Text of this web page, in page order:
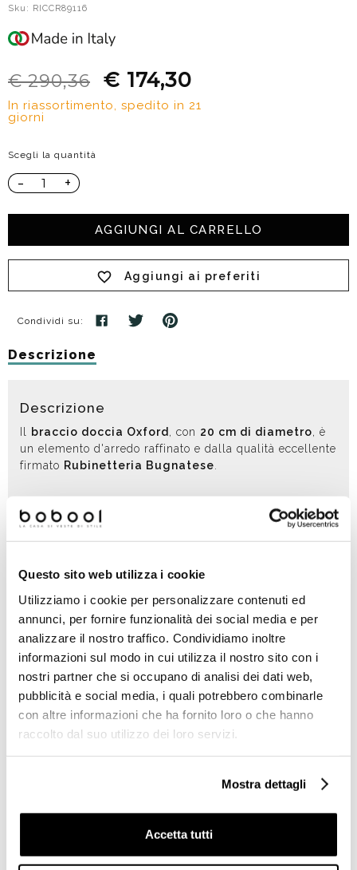
Questo sito web utilizza i cookie
Utilizziamo i cookie per personalizzare contenuti ed
annunci, per fornire funzionalità dei social media e per
analizzare il nostro traffico. Condividiamo inoltre
informazioni sul modo in cui utilizza il nostro sito con i
nostri partner che si occupano di analisi dei dati web,
pubblicità e social media, i quali potrebbero combinarle
con altre informazioni che ha fornito loro o che hanno
raccolto dal suo utilizzo dei loro servizi.
Mostra dettagli
Accetta tutti
Sku: RICCR89116
€ 290,36 € 174,30
In riassortimento, spedito in 21
giorni
Scegli la quantità
- +
AGGIUNGI AL CARRELLO
Aggiungi ai preferiti
Condividi su:
Descrizione
Descrizione
Il braccio doccia Oxford, con 20 cm di diametro, è
un elemento d'arredo raffinato e dalla qualità eccellente
firmato Rubinetteria Bugnatese.
Le linee tradizionali si sposano perfettamente sia
all'interno di uno stile classico che industriale o
contemporaneo.
La
abbinabile a qualsiasi colore grazie alla sua raffinata
neutralità.
Altri prodotti Rubinetteria
Bugnatese